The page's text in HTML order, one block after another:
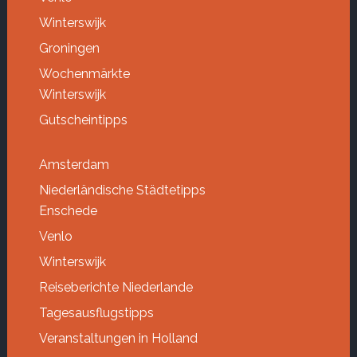
Winterswijk
Groningen
Wochenmärkte
Winterswijk
Gutscheintipps
Amsterdam
Niederländische Städtetipps
Enschede
Venlo
Winterswijk
Reiseberichte Niederlande
Tagesausflugstipps
Veranstaltungen in Holland